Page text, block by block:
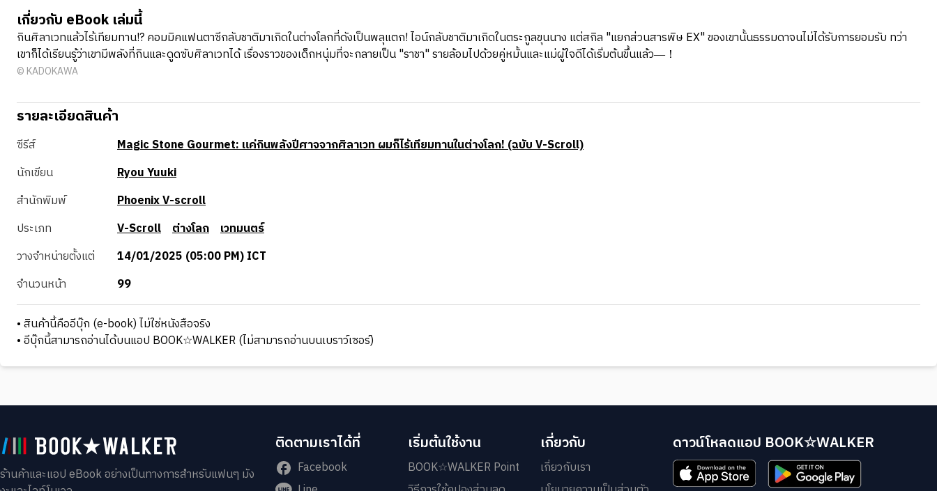
เกี่ยวกับ eBook เล่มนี้
กินศิลาเวทแล้วไร้เทียมทาน!? คอมมิคแฟนตาซีกลับชาติมาเกิดในต่างโลกที่ดังเป็นพลุแตก! ไอน์กลับชาติมาเกิดในตระกูลขุนนาง แต่สกิล "แยกส่วนสารพิษ EX" ของเขานั้นธรรมดาจนไม่ได้รับการยอมรับ ทว่า
เขาก็ได้เรียนรู้ว่าเขามีพลังที่กินและดูดซับศิลาเวทได้ เรื่องราวของเด็กหนุ่มที่จะกลายเป็น "ราชา" รายล้อมไปด้วยคู่หมั้นและแม่ผู้ใจดีได้เริ่มต้นขึ้นแล้ว―！
© KADOKAWA
รายละเอียดสินค้า
ซีรีส์
Magic Stone Gourmet: แค่กินพลังปีศาจจากศิลาเวท ผมก็ไร้เทียมทานในต่างโลก! (ฉบับ V-Scroll)
นักเขียน
Ryou Yuuki
สำนักพิมพ์
Phoenix V-scroll
ประเภท
V-Scroll ต่างโลก เวทมนตร์
วางจำหน่ายตั้งแต่
14/01/2025 (05:00 PM) ICT
จำนวนหน้า
99
• สินค้านี้คืออีบุ๊ก (e-book) ไม่ใช่หนังสือจริง
• อีบุ๊กนี้สามารถอ่านได้บนแอป BOOK☆WALKER (ไม่สามารถอ่านบนเบราว์เซอร์)
ร้านค้าและแอป eBook อย่างเป็นทางการสำหรับแฟนๆ มัง
ติดตามเราได้ที่
Facebook
เริ่มต้นใช้งาน
BOOK☆WALKER Point
เกี่ยวกับ
เกี่ยวกับเรา
ดาวน์โหลดแอป BOOK☆WALKER